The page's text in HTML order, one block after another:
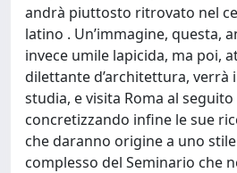
andrà piuttosto ritrovato nel
latino . Un’immagine, questa,
invece umile lapicida, ma poi,
dilettante d’architettura, verrà
studia, e visita Roma al
concretizzando infine le sue
che daranno origine a uno
complesso del Seminario che